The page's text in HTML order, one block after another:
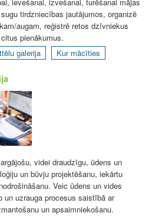
ievešanai, izvešanai, turēšanai mājas
tirdzniecības jautājumos, organizē
augam, reģistrē retos dzīvniekus
pienākumus.
galerija Kur mācīties
videi draudzīgu, ūdens un
un būvju projektēšanu, iekārtu
Veic ūdens un vides
un uzrauga procesus saistībā ar
un apsaimniekošanu.